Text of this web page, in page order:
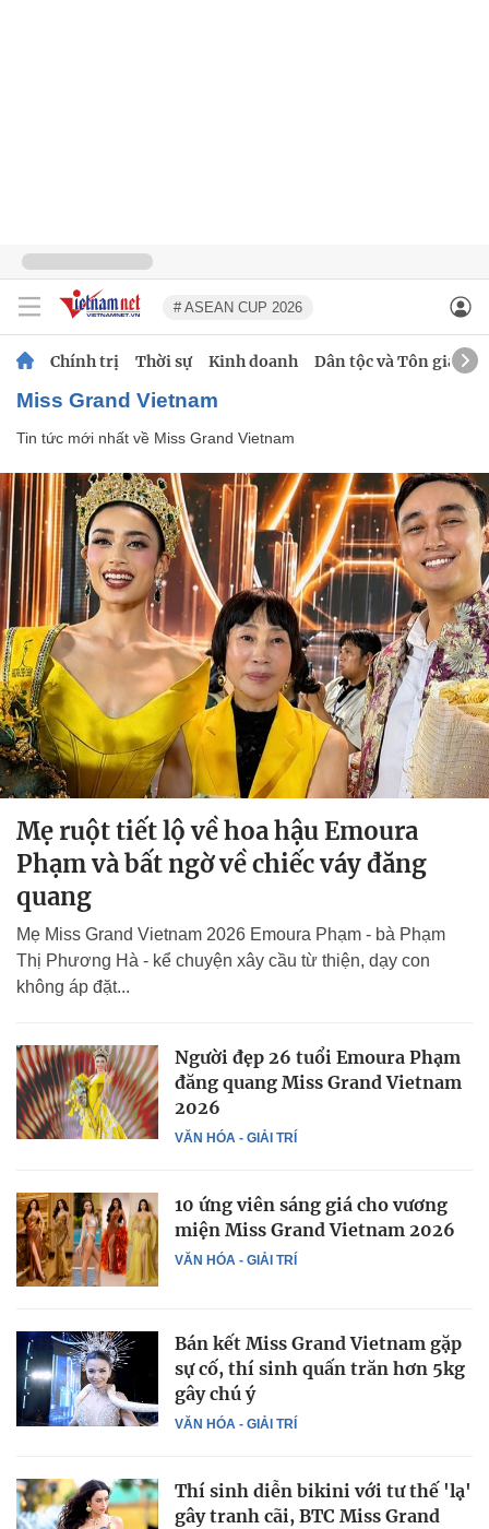
# ASEAN CUP 2026
Chính trị Thời sự Kinh doanh Dân tộc và Tôn giáo
Miss Grand Vietnam
Tin tức mới nhất về Miss Grand Vietnam
Mẹ ruột tiết lộ về hoa hậu Emoura
Phạm và bất ngờ về chiếc váy đăng
quang
Mẹ Miss Grand Vietnam 2026 Emoura Phạm - bà Phạm
Thị Phương Hà - kể chuyện xây cầu từ thiện, dạy con
không áp đặt...
VĂN HÓA - GIẢI TRÍ
Người đẹp 26 tuổi Emoura Phạm
đăng quang Miss Grand Vietnam
2026
VĂN HÓA - GIẢI TRÍ
10 ứng viên sáng giá cho vương
miện Miss Grand Vietnam 2026
VĂN HÓA - GIẢI TRÍ
Bán kết Miss Grand Vietnam gặp
sự cố, thí sinh quấn trăn hơn 5kg
gây chú ý
Thí sinh diễn bikini với tư thế 'lạ'
gây tranh cãi, BTC Miss Grand